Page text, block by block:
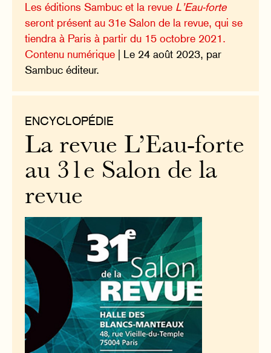
Les éditions Sambuc et la revue L’Eau-forte
seront présent au 31e Salon de la revue, qui se
tiendra à Paris à partir du 15 octobre 2021.
Contenu numérique | Le 24 août 2023, par
Sambuc éditeur.
ENCYCLOPÉDIE
La revue L’Eau-forte
au 31e Salon de la
revue